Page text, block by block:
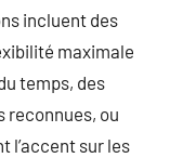
incluent des
maximale
temps, des
ou
l’accent sur les